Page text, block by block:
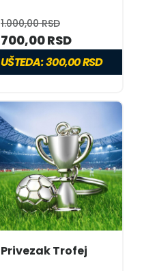
1.000,00 RSD
700,00 RSD
UŠTEDA:300,00 RSD
Privezak Trofej